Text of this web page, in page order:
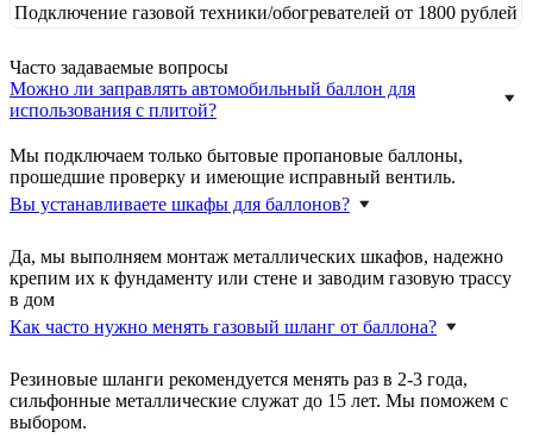
Часто задаваемые вопросы
Можно ли заправлять автомобильный баллон для
использования с плитой?
Мы подключаем только бытовые пропановые баллоны,
прошедшие проверку и имеющие исправный вентиль.
Вы устанавливаете шкафы для баллонов?
Да, мы выполняем монтаж металлических шкафов, надежно
крепим их к фундаменту или стене и заводим газовую трассу
в дом
Как часто нужно менять газовый шланг от баллона?
Резиновые шланги рекомендуется менять раз в 2-3 года,
сильфонные металлические служат до 15 лет. Мы поможем с
выбором.
Подключение газовой техники/обогревателей от 1800 рублей